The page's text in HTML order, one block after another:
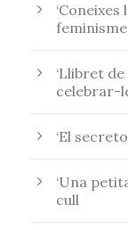
‘Llibret
celebrar-
‘El
‘Una
cull